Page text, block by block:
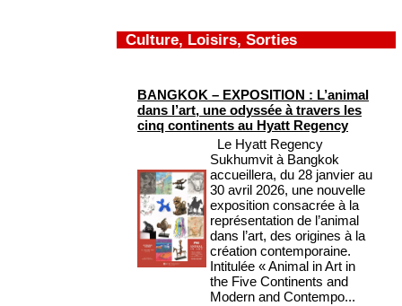
Culture, Loisirs, Sorties
BANGKOK – EXPOSITION : L’animal
dans l’art, une odyssée à travers les
cinq continents au Hyatt Regency
Le Hyatt Regency
Sukhumvit à Bangkok
accueillera, du 28 janvier au
30 avril 2026, une nouvelle
exposition consacrée à la
représentation de l’animal
dans l’art, des origines à la
création contemporaine.
Intitulée « Animal in Art in
the Five Continents and
Modern and Contempo...